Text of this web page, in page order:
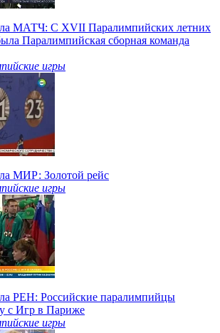
МАТЧ: С XVII Паралимпийских летних
Паралимпийская сборная команда
игры
МИР: Золотой рейс
игры
РЕН: Российские паралимпийцы
с Игр в Париже
игры